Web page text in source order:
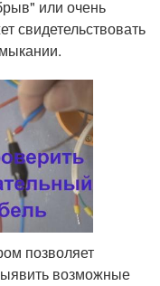
или очень
свидетельствовать
позволяет
возможные